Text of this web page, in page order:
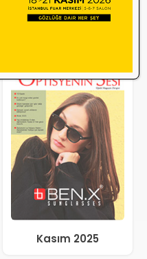
Kasım 2025